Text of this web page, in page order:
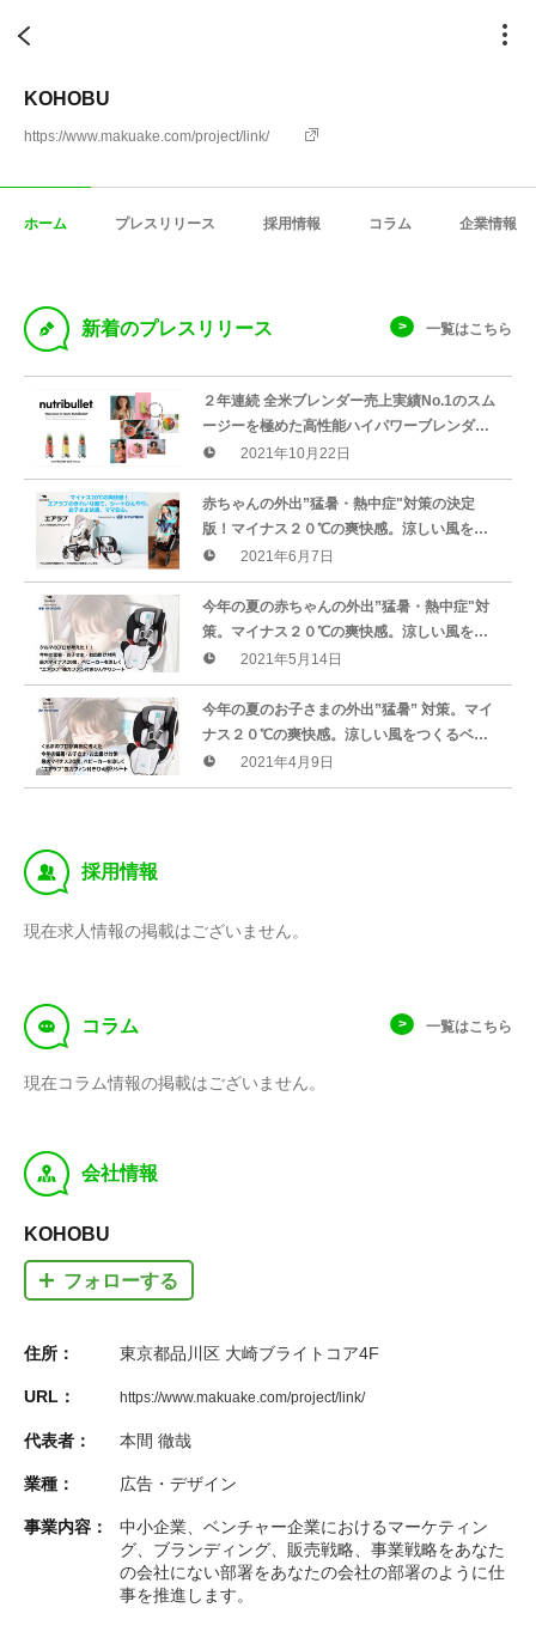
KOHOBU
https://www.makuake.com/project/link/
ホーム プレスリリース 採用情報 コラム 企業情報
D 新着のプレスリリース 一覧はこちら
２年連続 全米ブレンダー売上実績No.1のスム
ージーを極めた高性能ハイパワーブレンダー
「nutribullet 」のスタンダードモデルが販売
開始。
2021年10月22日
赤ちゃんの外出”猛暑・熱中症"対策の決定
版！マイナス２０℃の爽快感。涼しい風をつ
くるベビーカー用エアラブひんやりシート。
新感覚と爽快感をお届けします。
2021年6月7日
​​今年の夏の赤ちゃんの外出”猛暑・熱中症"対
策。マイナス２０℃の爽快感。涼しい風をつ
くるベビーカー用エアラブひんやりシート。
新感覚と爽快感をお届けします。
2021年5月14日
​​今年の夏のお子さまの外出”猛暑” 対策。マイ
ナス２０℃の爽快感。涼しい風をつくるベビ
ーカー用エアラブひんやりシートで、お子さ
ま快適、ママ安心。
2021年4月9日
‰ 採用情報
現在求人情報の掲載はございません。
f コラム 一覧はこちら
現在コラム情報の掲載はございません。
y 会社情報
KOHOBU
フォローする
住所： 東京都品川区 大崎ブライトコア4F
URL： https://www.makuake.com/project/link/
代表者： 本間 徹哉
業種： 広告・デザイン
事業内容：
中小企業、ベンチャー企業におけるマーケティン
グ、ブランディング、販売戦略、事業戦略をあなた
の会社にない部署をあなたの会社の部署のように仕
事を推進します。